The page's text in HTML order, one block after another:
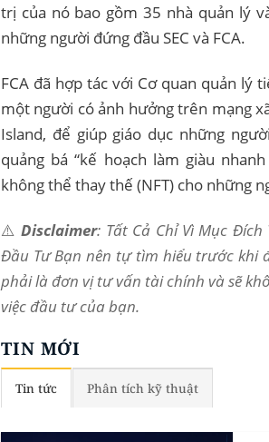
trị của nó bao gồm 35 nhà quản lý
những người đứng đầu SEC và FCA.
FCA đã hợp tác với Cơ quan quản lý
một người có ảnh hưởng trên mạng
Island, để giúp giáo dục những
quảng bá “kế hoạch làm giàu
không thể thay thế (NFT) cho những
⚠️Disclaimer: Tất Cả Chỉ Vì Mục Đích
Đầu Tư Bạn nên tự tìm hiểu trước
phải là đơn vị tư vấn tài chính và sẽ
việc đầu tư của bạn.
TIN MỚI
Tin tức Phân tích kỹ thuật